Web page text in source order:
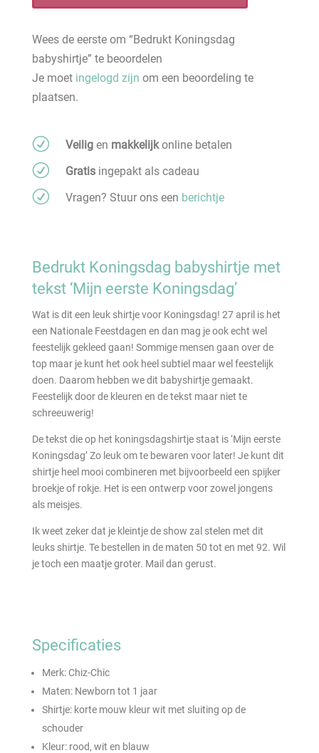
Wees de eerste om “Bedrukt Koningsdag
babyshirtje” te beoordelen
Je moet ingelogd zijn om een beoordeling te
plaatsen.
R Veiligen makkelijkonline betalen
R Gratisingepakt als cadeau
R Vragen? Stuur ons een berichtje
Bedrukt Koningsdag babyshirtje met
tekst ‘Mijn eerste Koningsdag’
Wat is dit een leuk shirtje voor Koningsdag! 27 april is het
een Nationale Feestdagen en dan mag je ook echt wel
feestelijk gekleed gaan! Sommige mensen gaan over de
top maar je kunt het ook heel subtiel maar wel feestelijk
doen. Daarom hebben we dit babyshirtje gemaakt.
Feestelijk door de kleuren en de tekst maar niet te
schreeuwerig!
De tekst die op het koningsdagshirtje staat is ‘Mijn eerste
Koningsdag’ Zo leuk om te bewaren voor later! Je kunt dit
shirtje heel mooi combineren met bijvoorbeeld een spijker
broekje of rokje. Het is een ontwerp voor zowel jongens
als meisjes.
Ik weet zeker dat je kleintje de show zal stelen met dit
leuks shirtje. Te bestellen in de maten 50 tot en met 92. Wil
je toch een maatje groter. Mail dan gerust.
Specificaties
Merk: Chiz-Chic
Maten: Newborn tot 1 jaar
Shirtje: korte mouw kleur wit met sluiting op de
schouder
Kleur: rood, wit en blauw